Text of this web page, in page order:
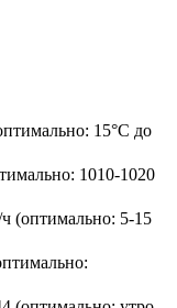
15°C до
1010-1020
(оптимально: 5-15